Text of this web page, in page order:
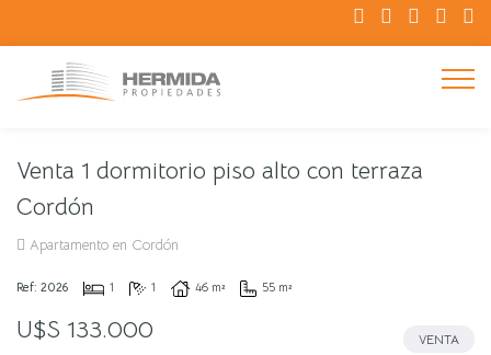
Venta 1 dormitorio piso alto con terraza
Cordón
Apartamento en Cordón
Ref: 2026 1 1 46 m² 55 m²
U$S 133.000 VENTA